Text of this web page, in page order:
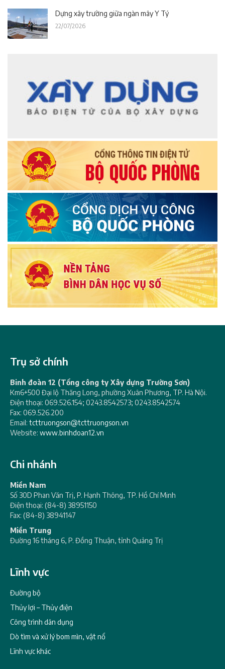
Dựng xây trường giữa ngàn mây Y Tý
22/07/2026
Trụ sở chính
Binh đoàn 12 (Tổng công ty Xây dựng Trường Sơn)
Km6+500 Đại lộ Thăng Long, phường Xuân Phương, TP. Hà Nội.
Điện thoại: 069.526.154; 0243.8542573; 0243.8542574
Fax: 069.526.200
Email: tcttruongson@tcttruongson.vn
Website: www.binhdoan12.vn
Chi nhánh
Miền Nam
Số 30D Phan Văn Trị, P. Hạnh Thông, TP. Hồ Chí Minh
Điện thoại: (84-8) 38951150
Fax: (84-8) 38941147
Miền Trung
Đường 16 tháng 6, P. Đồng Thuận, tỉnh Quảng Trị
Lĩnh vực
Đường bộ
Thủy lợi – Thủy điện
Công trình dân dụng
Dò tìm và xử lý bom mìn, vật nổ
Lĩnh vực khác